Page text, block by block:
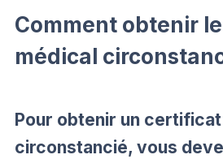
Comment obtenir
médical
Pour obtenir un certificat
circonstancié, vous